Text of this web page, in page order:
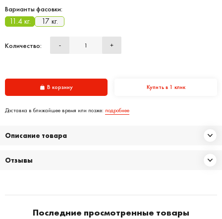
Варианты фасовки:
11.4 кг. 17 кг.
Количество: - +
В корзину Купить в 1 клик
Доставка в ближайшее время или позже: подробнее
Описание товара
Отзывы
Последние просмотренные товары